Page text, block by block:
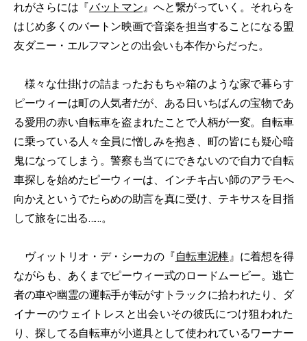
れがさらには『バットマン』へと繋がっていく。それらを
はじめ多くのバートン映画で音楽を担当することになる盟
友ダニー・エルフマンとの出会いも本作からだった。
様々な仕掛けの詰まったおもちゃ箱のような家で暮らす
ピーウィーは町の人気者だが、ある日いちばんの宝物であ
る愛用の赤い自転車を盗まれたことで人柄が一変。自転車
に乗っている人々全員に憎しみを抱き、町の皆にも疑心暗
鬼になってしまう。警察も当てにできないので自力で自転
車探しを始めたピーウィーは、インチキ占い師のアラモへ
向かえというでたらめの助言を真に受け、テキサスを目指
して旅をに出る……。
ヴィットリオ・デ・シーカの『自転車泥棒』に着想を得
ながらも、あくまでピーウィー式のロードムービー。逃亡
者の車や幽霊の運転手が転がすトラックに拾われたり、ダ
イナーのウェイトレスと出会いその彼氏につけ狙われた
り、探してる自転車が小道具として使われているワーナー